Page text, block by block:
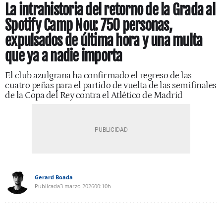
La intrahistoria del retorno de la Grada al
Spotify Camp Nou: 750 personas,
expulsados de última hora y una multa
que ya a nadie importa
El club azulgrana ha confirmado el regreso de las
cuatro peñas para el partido de vuelta de las semifinales
de la Copa del Rey contra el Atlético de Madrid
Gerard Boada
Publicada3 marzo 202600:10h